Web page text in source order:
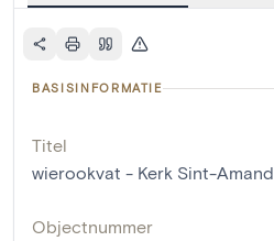
BASISINFORMATIE
Titel
wierookvat - Kerk Sint-
Objectnummer